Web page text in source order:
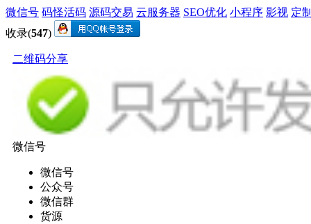
微信号 码怪活码 源码交易 云服务器 SEO优化 小程序 影视 定
收录(547)
二维码分享
微信号
微信号
公众号
微信群
货源